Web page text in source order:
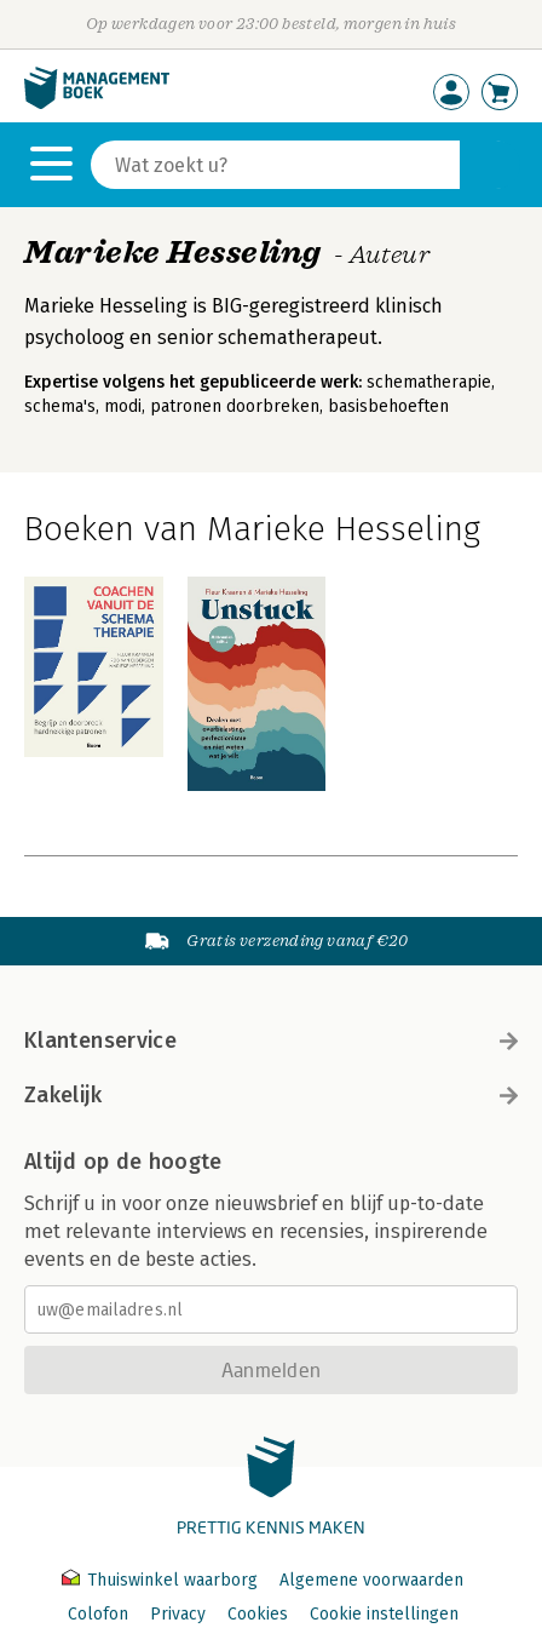
Op werkdagen voor 23:00 besteld, morgen in huis
Marieke Hesseling - Auteur
Marieke Hesseling is BIG-geregistreerd klinisch
psycholoog en senior schematherapeut.
Expertise volgens het gepubliceerde werk: schematherapie,
schema's, modi, patronen doorbreken, basisbehoeften
Boeken van Marieke Hesseling
Gratis verzending vanaf €20
Klantenservice
Zakelijk
Altijd op de hoogte
Schrijf u in voor onze nieuwsbrief en blijf up-to-date
met relevante interviews en recensies, inspirerende
events en de beste acties.
Aanmelden
PRETTIG KENNIS MAKEN
Thuiswinkel waarborg
Algemene voorwaarden
Colofon
Privacy Cookies Cookie instellingen